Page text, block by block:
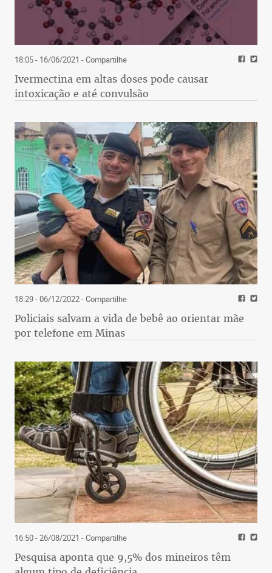
18:05 - 16/06/2021 - Compartilhe
Ivermectina em altas doses pode causar
intoxicação e até convulsão
18:29 - 06/12/2022- Compartilhe
Policiais salvam a vida de bebê ao orientar mãe
por telefone em Minas
16:50 - 26/08/2021 - Compartilhe
Pesquisa aponta que 9,5% dos mineiros têm